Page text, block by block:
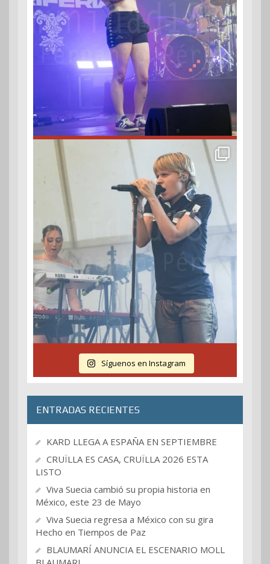
Síguenos en Instagram
ENTRADAS RECIENTES
KARD LLEGA A ESPAÑA EN SEPTIEMBRE
CRUÏLLA ES CASA, CRUÏLLA 2026 ESTA
LISTO
Viva Suecia cambió su propia historia en
México, este 23 de Mayo
Viva Suecia regresa a México con su gira
Hecho en Tiempos de Paz
BLAUMARÍ ANUNCIA EL ESCENARIO MOLL